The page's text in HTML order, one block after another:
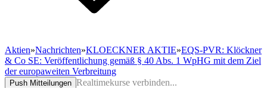
Aktien»Nachrichten»KLOECKNER AKTIE»EQS-PVR: Klöckner
& Co SE: Veröffentlichung gemäß § 40 Abs. 1 WpHG mit dem Ziel
der europaweiten Verbreitung
Push Mitteilungen Realtimekurse verbinden...